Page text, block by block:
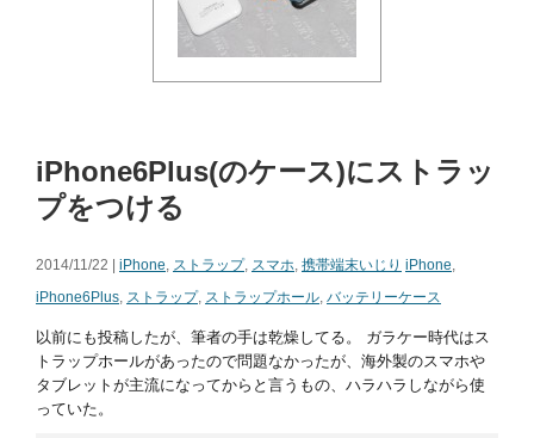
iPhone6Plus(のケース)にストラッ
プをつける
2014/11/22 | iPhone, ストラップ, スマホ, 携帯端末いじり iPhone,
iPhone6Plus, ストラップ, ストラップホール, バッテリーケース
以前にも投稿したが、筆者の手は乾燥してる。 ガラケー時代はス
トラップホールがあったので問題なかったが、海外製のスマホや
タブレットが主流になってからと言うもの、ハラハラしながら使
っていた。